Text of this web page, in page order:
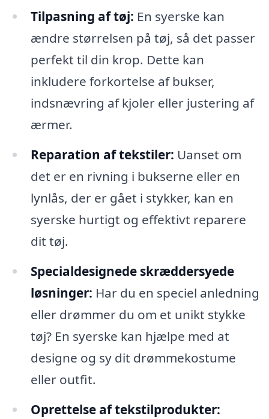
Tilpasning af tøj: En syerske kan
ændre størrelsen på tøj, så det passer
perfekt til din krop. Dette kan
inkludere forkortelse af bukser,
indsnævring af kjoler eller justering af
ærmer.
Reparation af tekstiler: Uanset om
det er en rivning i bukserne eller en
lynlås, der er gået i stykker, kan en
syerske hurtigt og effektivt reparere
dit tøj.
Specialdesignede skræddersyede
løsninger: Har du en speciel anledning
eller drømmer du om et unikt stykke
tøj? En syerske kan hjælpe med at
designe og sy dit drømmekostume
eller outfit.
Oprettelse af tekstilprodukter: